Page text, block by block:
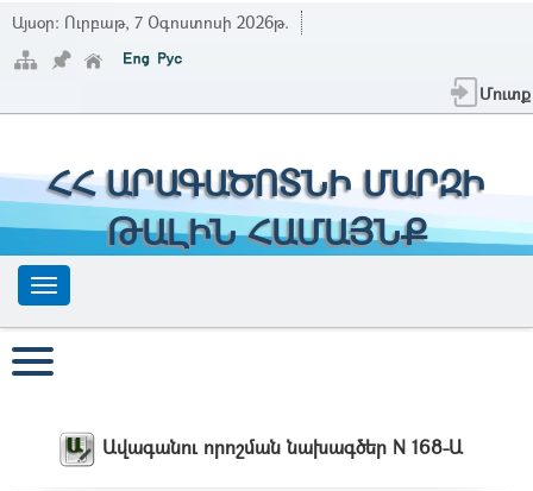
Այսօր: Ուրբաթ, 7 Օգոստոսի 2026թ.
Մուտք
ՀՀ ԱՐԱԳԱԾՈՏՆԻ ՄԱՐԶԻ
ԹԱԼԻՆ ՀԱՄԱՅՆՔ
Ավագանու որոշման նախագծեր N 168-Ա